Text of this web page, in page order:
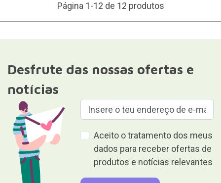
Página 1-12 de 12 produtos
Desfrute das nossas ofertas e
notícias
Aceito o tratamento dos meus
dados para receber ofertas de
produtos e notícias relevantes